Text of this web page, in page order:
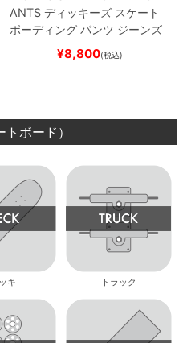
ANTS ディッキーズ スケート
ボーディング パンツ ジーンズ
SLIM FIT 30 LENGTH
スケートボード スケボー
¥8,800(税込)
ボード）
キ トラック